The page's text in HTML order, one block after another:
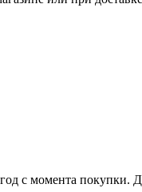
с момента покупки.